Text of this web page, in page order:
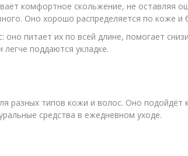
комфортное скольжение, не оставляя
Оно хорошо распределяется по коже и
оно питает их по всей длине, помогает
поддаются укладке.
разных типов кожи и волос. Оно
средства в ежедневном уходе.